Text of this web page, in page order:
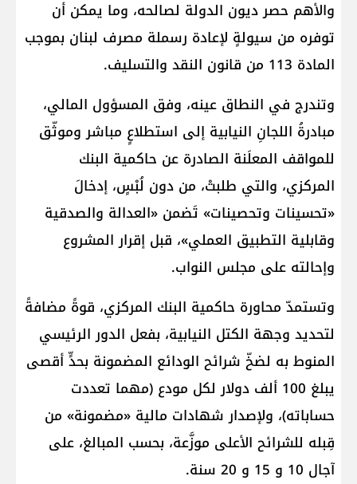
والأهم حصر ديون الدولة لصالحه، وما يمكن أن
توفره من سيولةٍ لإعادة رسملة مصرف لبنان بموجب
المادة 113 من قانون النقد والتسليف.
وتندرج في النطاق عينه، وفق المسؤول المالي،
مبادرةُ اللجانِ النيابية إلى استطلاعٍ مباشر وموثّق
للمواقف المعلَنة الصادرة عن حاكمية البنك
المركزي، والتي طلبتْ، من دون لُبْسٍ، إدخالَ
«تحسينات وتحصينات» تَضمن «العدالة والصدقية
وقابلية التطبيق العملي»، قبل إقرار المشروع
وإحالته على مجلس النواب.
وتستمدّ محاورة حاكمية البنك المركزي، قوةً مضافةً
لتحديد وجهة الكتل النيابية، بفعل الدور الرئيسي
المنوط به لضخّ شرائح الودائع المضمونة بحدٍّ أقصى
يبلغ 100 ألف دولار لكل مودع (مهما تعددت
حساباته)، ولإصدار شهادات مالية «مضمونة» من
قِبله للشرائح الأعلى موزَّعة، بحسب المبالغ، على
آجال 10 و 15 و 20 سنة.